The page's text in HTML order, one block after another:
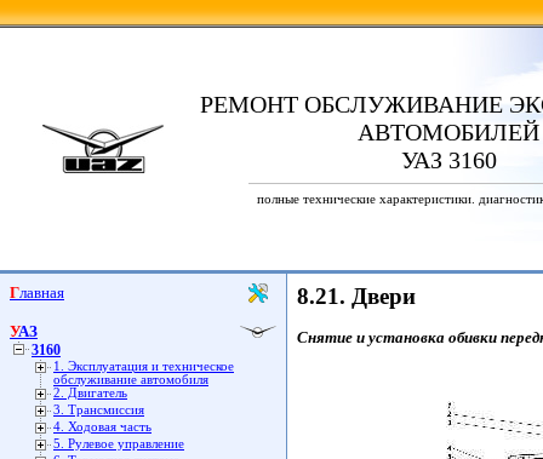
РЕМОНТ ОБСЛУЖИВАНИЕ
АВТОМОБИЛЕЙ
УАЗ 3160
полные технические характеристики.
Главная
УАЗ
3160
1. Эксплуатация и техническое
обслуживание автомобиля
2. Двигатель
3. Трансмиссия
4. Ходовая часть
5. Рулевое управление
8.21. Двери
Снятие и установка обивки